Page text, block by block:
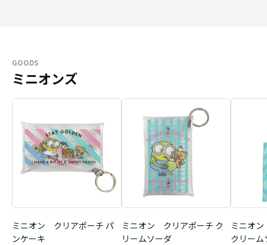
GOODS
ミニオンズ
ミニオン クリアポーチ パ
ンケーキ
ミニオン クリアポーチ ク
リームソーダ
ミニオ
クリーム